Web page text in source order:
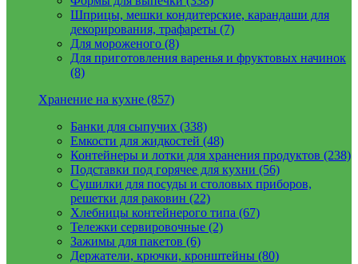
Шприцы, мешки кондитерские, карандаши для
декорирования, трафареты (7)
Для мороженого (8)
Для приготовления варенья и фруктовых начинок
(8)
Хранение на кухне (857)
Банки для сыпучих (338)
Емкости для жидкостей (48)
Контейнеры и лотки для хранения продуктов (238)
Подставки под горячее для кухни (56)
Сушилки для посуды и столовых приборов,
решетки для раковин (22)
Хлебницы контейнерого типа (67)
Тележки сервировочные (2)
Зажимы для пакетов (6)
Держатели, крючки, кронштейны (80)